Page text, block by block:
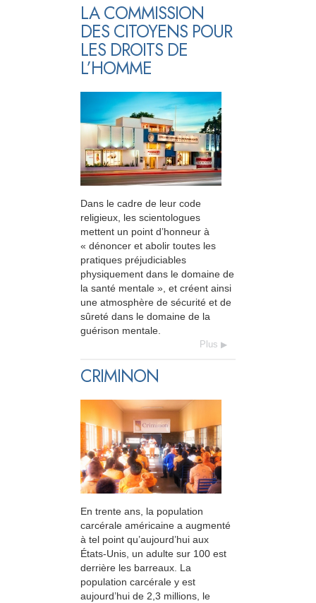
LA COMMISSION
DES CITOYENS POUR
LES DROITS DE
L’HOMME
Dans le cadre de leur code
religieux, les scientologues
mettent un point d’honneur à
« dénoncer et abolir toutes les
pratiques préjudiciables
physiquement dans le domaine de
la santé mentale », et créent ainsi
une atmosphère de sécurité et de
sûreté dans le domaine de la
guérison mentale.
Plus
CRIMINON
En trente ans, la population
carcérale américaine a augmenté
à tel point qu’aujourd’hui aux
États-Unis, un adulte sur 100 est
derrière les barreaux. La
population carcérale y est
aujourd’hui de 2,3 millions, le